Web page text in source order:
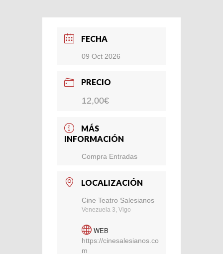
FECHA
09 Oct 2026
PRECIO
12,00€
MÁS
INFORMACIÓN
Compra Entradas
LOCALIZACIÓN
Cine Teatro Salesianos
Venezuela 3, Vigo
WEB
https://cinesalesianos.co
m